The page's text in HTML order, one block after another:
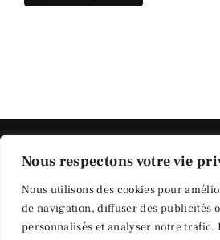
Nous respectons votre vie
Nous utilisons des cookies pour
de navigation, diffuser des publicités
personnalisés et analyser notre trafic.
Politique de vie privée